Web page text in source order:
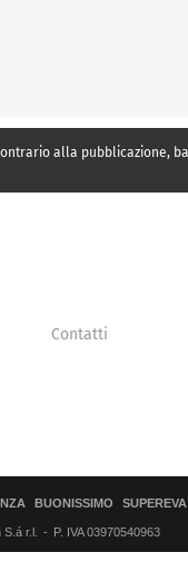
alla pubblicazione,
Contatti
BUONISSIMO SUPEREVA
r.l. P. IVA 03970540963